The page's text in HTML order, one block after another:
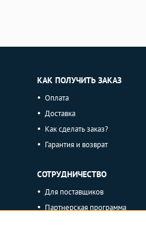
КАК ПОЛУЧИТЬ ЗАКАЗ
Оплата
Доставка
Как сделать заказ?
Гарантия и возврат
СОТРУДНИЧЕСТВО
Для поставщиков
Партнерская программа